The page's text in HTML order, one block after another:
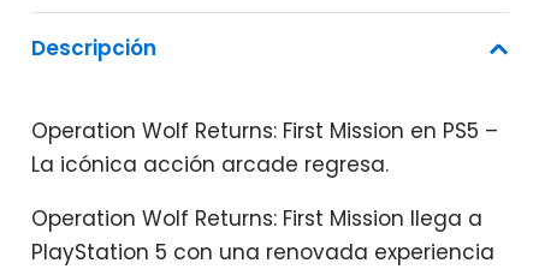
Descripción
Operation Wolf Returns: First Mission en PS5 –
La icónica acción arcade regresa.
Operation Wolf Returns: First Mission llega a
PlayStation 5 con una renovada experiencia